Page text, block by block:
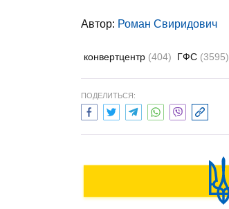
Автор: Роман Свиридович
конвертцентр (404) ГФС (3595)
ПОДЕЛИТЬСЯ: